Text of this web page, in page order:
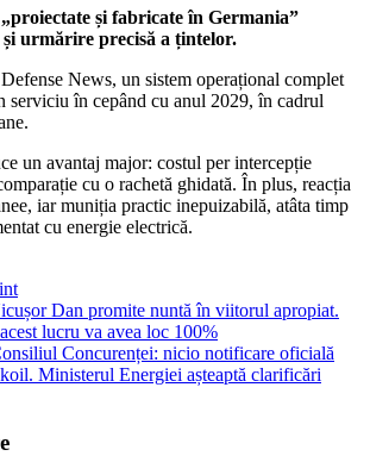
și fabricate în Germania”
și urmărire precisă a țintelor.
News, un sistem operațional complet
serviciu în cepând cu anul 2029, în cadrul
un avantaj major: costul per intercepție
cu o rachetă ghidată. În plus, reacția
iar muniția practic inepuizabilă, atâta timp
cu energie electrică.
Dan promite nuntă în viitorul apropiat.
lucru va avea loc 100%
Concurenței: nicio notificare oficială
Ministerul Energiei așteaptă clarificări